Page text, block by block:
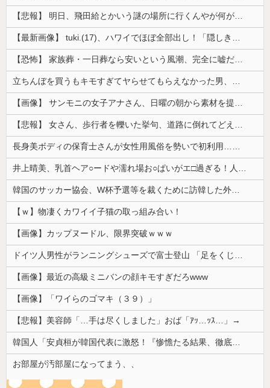
【悲報】 明日、飛田給とかいう謎の場所に行くんやが何があるんや????・・・・・・・・・
【最新画像】 tuki.(17)、ハワイでほぼ全部出し！「隠しきれない美貌」とSNSざわつく
【恐怖】 家族葬・一日葬なら安いという風潮、完全に嘘だった・・・・
立ちんぼを買うもキモすぎてヤらせてもらえなかった男、代わりの足コキでまさかの大量身寸米青ｗｗｗ
【画像】 サンモニの女子アナさん、日曜の朝から素材を提供してしまう
【悲報】 女さん、歩行者を轢いた挙句、道路に倒れてどえらいことになってしまうw w w w w w w
長身美ボディの保育士さんが女性用風俗を勢いで初利用…子供に絶対見せられないメスの顔でイキまくり。
井上晴美、乳首ヘア○ードや濡れ場お○ぱいがエ□過ぎる！人生最後のラスト写真集、最高！！
韓国のサッカー協会、W杯予選等を裁くために訪韓した外国人審判を「性接待」していた……大して強くもないチームが潤沢な予算を持ってりゃそうなるわな
【ｗ】物凄くカワイイ子猫の取っ組み合い！
【画像】カップヌードル、限界突破ｗｗｗ
ドイツ人男性がランニングシューズで富士登山 「足をくじいて動けない」
【画像】最近の高級ミニバンの顔キモすぎだろwww
【画像】「ワイらのゴマキ（３９）」
【悲報】美容師「…手は尽くしました」おば「ｱｯ…ｯｽ…」→
韓国人「安貞桓が韓国代表に激怒！『惨憺たる結果、徹底的な刷新が必要だ』と監督や協会を痛烈批判」
お部屋が汚部屋になってまう、、